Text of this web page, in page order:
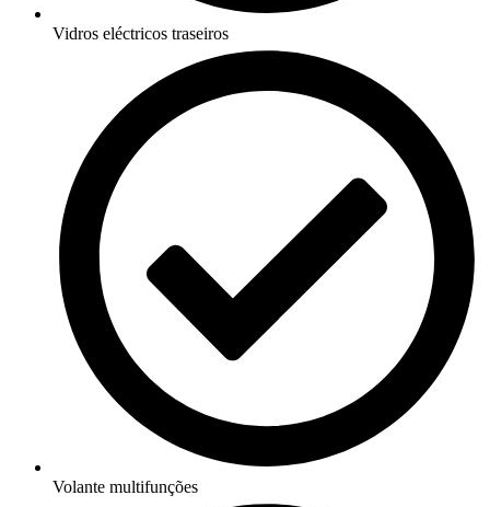
Vidros eléctricos traseiros
Volante multifunções